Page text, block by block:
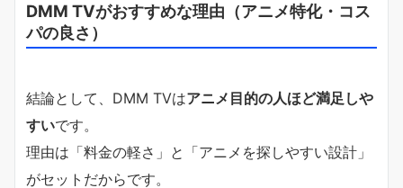
DMM TVがおすすめな理由（アニメ特化・コス
パの良さ）
結論として、DMM TVはアニメ目的の人ほど満足しや
すいです。
理由は「料金の軽さ」と「アニメを探しやすい設計」
がセットだからです。